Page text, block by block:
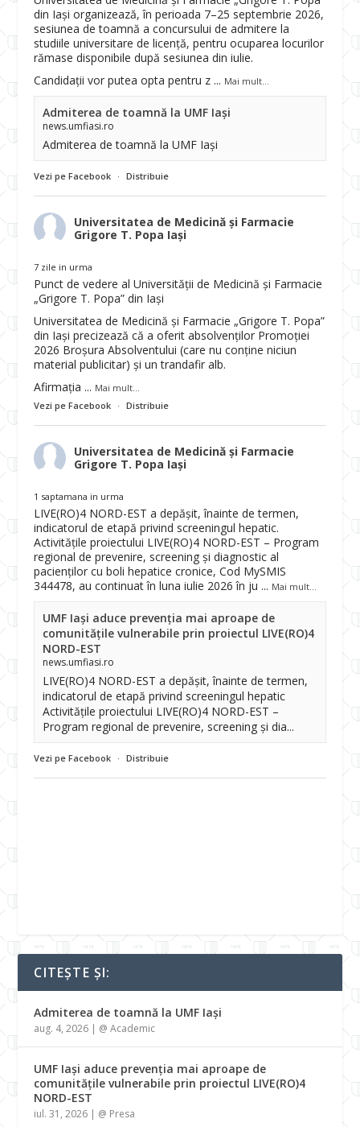
din Iași organizează, în perioada 7–25 septembrie 2026,
sesiunea de toamnă a concursului de admitere la
studiile universitare de licență, pentru ocuparea locurilor
rămase disponibile după sesiunea din iulie.
Candidații vor putea opta pentru z ... Mai mult...
Admiterea de toamnă la UMF Iași
news.umfiasi.ro
Admiterea de toamnă la UMF Iași
Vezi pe Facebook · Distribuie
Universitatea de Medicină și Farmacie
Grigore T. Popa Iași
7 zile in urma
Punct de vedere al Universității de Medicină și Farmacie
„Grigore T. Popa” din Iași
Universitatea de Medicină și Farmacie „Grigore T. Popa”
din Iași precizează că a oferit absolvenților Promoției
2026 Broșura Absolventului (care nu conține niciun
material publicitar) și un trandafir alb.
Afirmația ... Mai mult...
Vezi pe Facebook · Distribuie
Universitatea de Medicină și Farmacie
Grigore T. Popa Iași
1 saptamana in urma
LIVE(RO)4 NORD-EST a depășit, înainte de termen,
indicatorul de etapă privind screeningul hepatic.
Activitățile proiectului LIVE(RO)4 NORD-EST – Program
regional de prevenire, screening și diagnostic al
pacienților cu boli hepatice cronice, Cod MySMIS
344478, au continuat în luna iulie 2026 în ju ... Mai mult...
UMF Iași aduce prevenția mai aproape de
comunitățile vulnerabile prin proiectul LIVE(RO)4
NORD-EST
news.umfiasi.ro
LIVE(RO)4 NORD-EST a depășit, înainte de termen,
indicatorul de etapă privind screeningul hepatic
Activitățile proiectului LIVE(RO)4 NORD-EST –
Program regional de prevenire, screening și dia...
Vezi pe Facebook · Distribuie
CITEȘTE ȘI:
Admiterea de toamnă la UMF Iași
aug. 4, 2026 | @ Academic
UMF Iași aduce prevenția mai aproape de
comunitățile vulnerabile prin proiectul LIVE(RO)4
NORD-EST
iul. 31, 2026 | @ Presa